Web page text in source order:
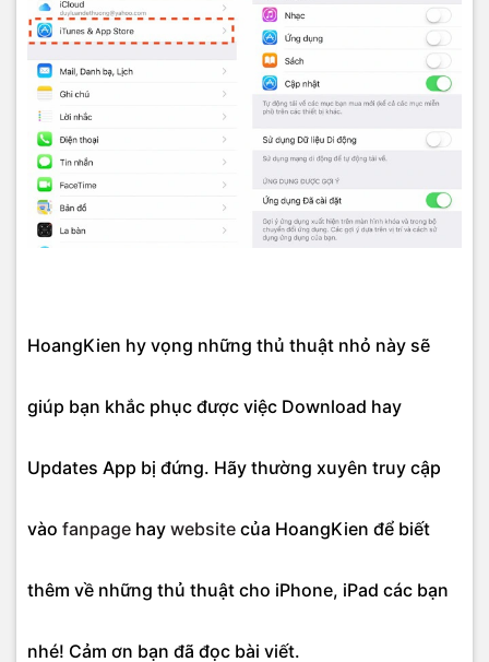
HoangKien hy vọng những thủ thuật nhỏ này sẽ
giúp bạn khắc phục được việc Download hay
Updates App bị đứng. Hãy thường xuyên truy cập
vào fanpage hay website của HoangKien để biết
thêm về những thủ thuật cho iPhone, iPad các bạn
nhé! Cảm ơn bạn đã đọc bài viết.